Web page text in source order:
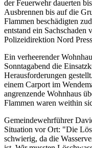
der Feuerwehr dauerten
Ausbrennen bis auf die
Flammen beschädigten
entstand ein Sachschaden
Polizeidirektion Nord
Ein verheerender
Sonntagabend die
Herausforderungen
einem Carport im
angrenzende Wohnhaus
Flammen waren weithin
Gemeindewehrführer
Situation vor Ort: "Die
schwierig, da die